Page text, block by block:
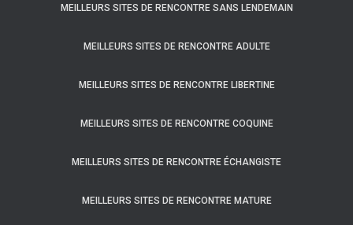
MEILLEURS SITES DE RENCONTRE SANS LENDEMAIN
MEILLEURS SITES DE RENCONTRE ADULTE
MEILLEURS SITES DE RENCONTRE LIBERTINE
MEILLEURS SITES DE RENCONTRE COQUINE
MEILLEURS SITES DE RENCONTRE ÉCHANGISTE
MEILLEURS SITES DE RENCONTRE MATURE